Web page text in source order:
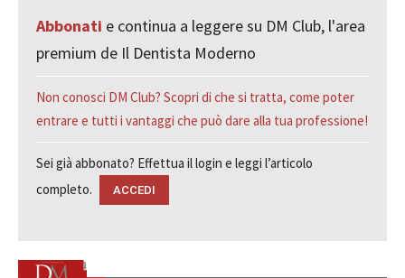
Abbonati e continua a leggere su DM Club, l'area
premium de Il Dentista Moderno
Non conosci DM Club? Scopri di che si tratta, come poter
entrare e tutti i vantaggi che può dare alla tua professione!
Sei già abbonato? Effettua il login e leggi l’articolo
completo.
ACCEDI